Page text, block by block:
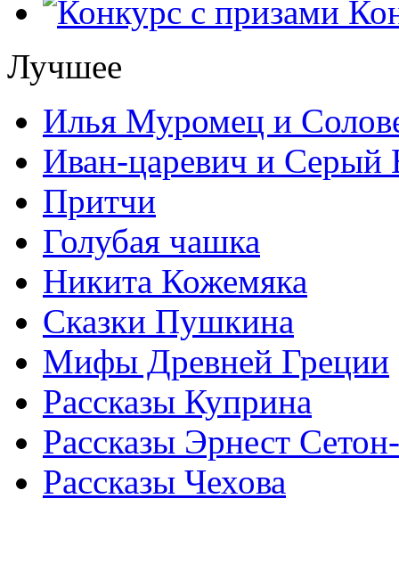
Лучшее
Илья Муромец и
Иван-царевич и Серый
Притчи
Голубая чашка
Никита Кожемяка
Сказки Пушкина
Мифы Древней Греции
Рассказы Куприна
Рассказы Эрнест
Рассказы Чехова